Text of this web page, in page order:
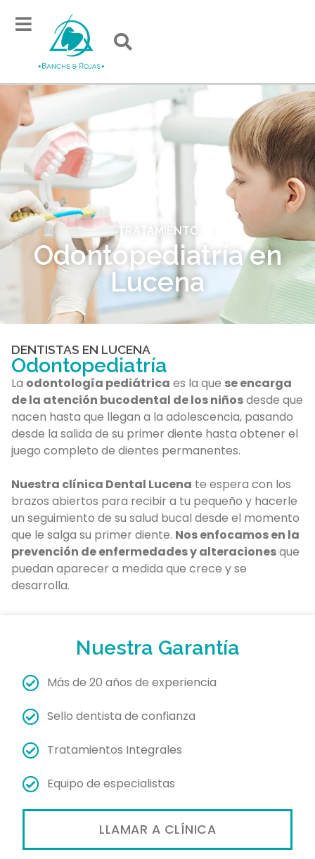
TRATAMIENTO
Odontopediatría en
Lucena
DENTISTAS EN LUCENA
Odontopediatría
La odontología pediátrica es la que se encarga
de la atención bucodental de los niñosdesde que
nacen hasta que llegan a la adolescencia, pasando
desde la salida de su primer diente hasta obtener el
juego completo de dientes permanentes.
Nuestra clínica Dental Lucena te espera con los
brazos abiertos para recibir a tu pequeño y hacerle
un seguimiento de su salud bucal desde el momento
que le salga su primer diente. Nos enfocamos en la
prevención de enfermedades y alteracionesque
puedan aparecer a medida que crece y se
desarrolla.
Nuestra Garantía
Más de 20 años de experiencia
Sello dentista de confianza
Tratamientos Integrales
Equipo de especialistas
LLAMAR A CLÍNICA